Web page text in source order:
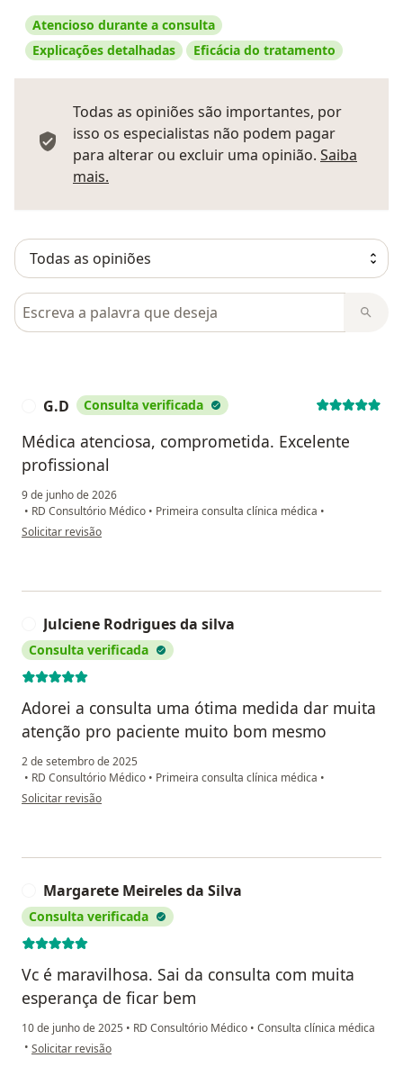
Atencioso durante a consulta
Explicações detalhadas
Eficácia do tratamento
Todas as opiniões são importantes, por
isso os especialistas não podem pagar
para alterar ou excluir uma opinião. Saiba
mais.
Pesquisar em opiniões
G.D Consulta verificada
Médica atenciosa, comprometida. Excelente
profissional
9 de junho de 2026
• RD Consultório Médico • Primeira consulta clínica médica •
na opinião do utilizador G.D
Solicitar revisão
Julciene Rodrigues da silva
Consulta verificada
Adorei a consulta uma ótima medida dar muita
atenção pro paciente muito bom mesmo
2 de setembro de 2025
• RD Consultório Médico • Primeira consulta clínica médica •
na opinião do utilizador Julciene Rodrigues da silva
Solicitar revisão
Margarete Meireles da Silva
Consulta verificada
Vc é maravilhosa. Sai da consulta com muita
esperança de ficar bem
10 de junho de 2025 • RD Consultório Médico • Consulta clínica médica
• na opinião do utilizador Margarete Meireles da Silva
Solicitar revisão